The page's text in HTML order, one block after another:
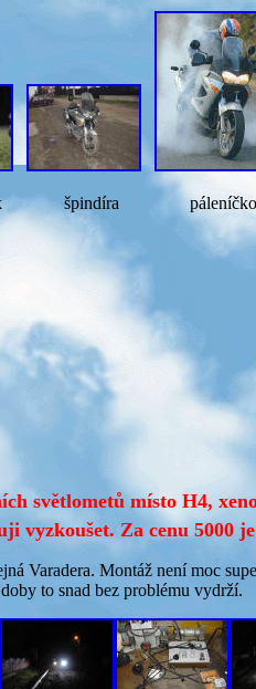
špindíra páleníčko
světlometů místo H4,
vyzkoušet. Za cenu 5000
Varadera. Montáž není moc
to snad bez problému vydrží.